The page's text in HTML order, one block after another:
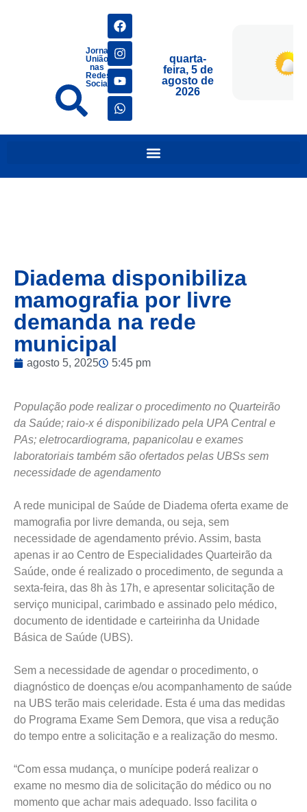
Jornais
União
nas
Redes
Sociais
quarta-
feira, 5 de
agosto de
2026
Diadema disponibiliza
mamografia por livre
demanda na rede
municipal
agosto 5, 2025 5:45 pm
População pode realizar o procedimento no Quarteirão
da Saúde; raio-x é disponibilizado pela UPA Central e
PAs; eletrocardiograma, papanicolau e exames
laboratoriais também são ofertados pelas UBSs sem
necessidade de agendamento
A rede municipal de Saúde de Diadema oferta exame de
mamografia por livre demanda, ou seja, sem
necessidade de agendamento prévio. Assim, basta
apenas ir ao Centro de Especialidades Quarteirão da
Saúde, onde é realizado o procedimento, de segunda a
sexta-feira, das 8h às 17h, e apresentar solicitação de
serviço municipal, carimbado e assinado pelo médico,
documento de identidade e carteirinha da Unidade
Básica de Saúde (UBS).
Sem a necessidade de agendar o procedimento, o
diagnóstico de doenças e/ou acompanhamento de saúde
na UBS terão mais celeridade. Esta é uma das medidas
do Programa Exame Sem Demora, que visa a redução
do tempo entre a solicitação e a realização do mesmo.
“Com essa mudança, o munícipe poderá realizar o
exame no mesmo dia de solicitação do médico ou no
momento que achar mais adequado. Isso facilita o